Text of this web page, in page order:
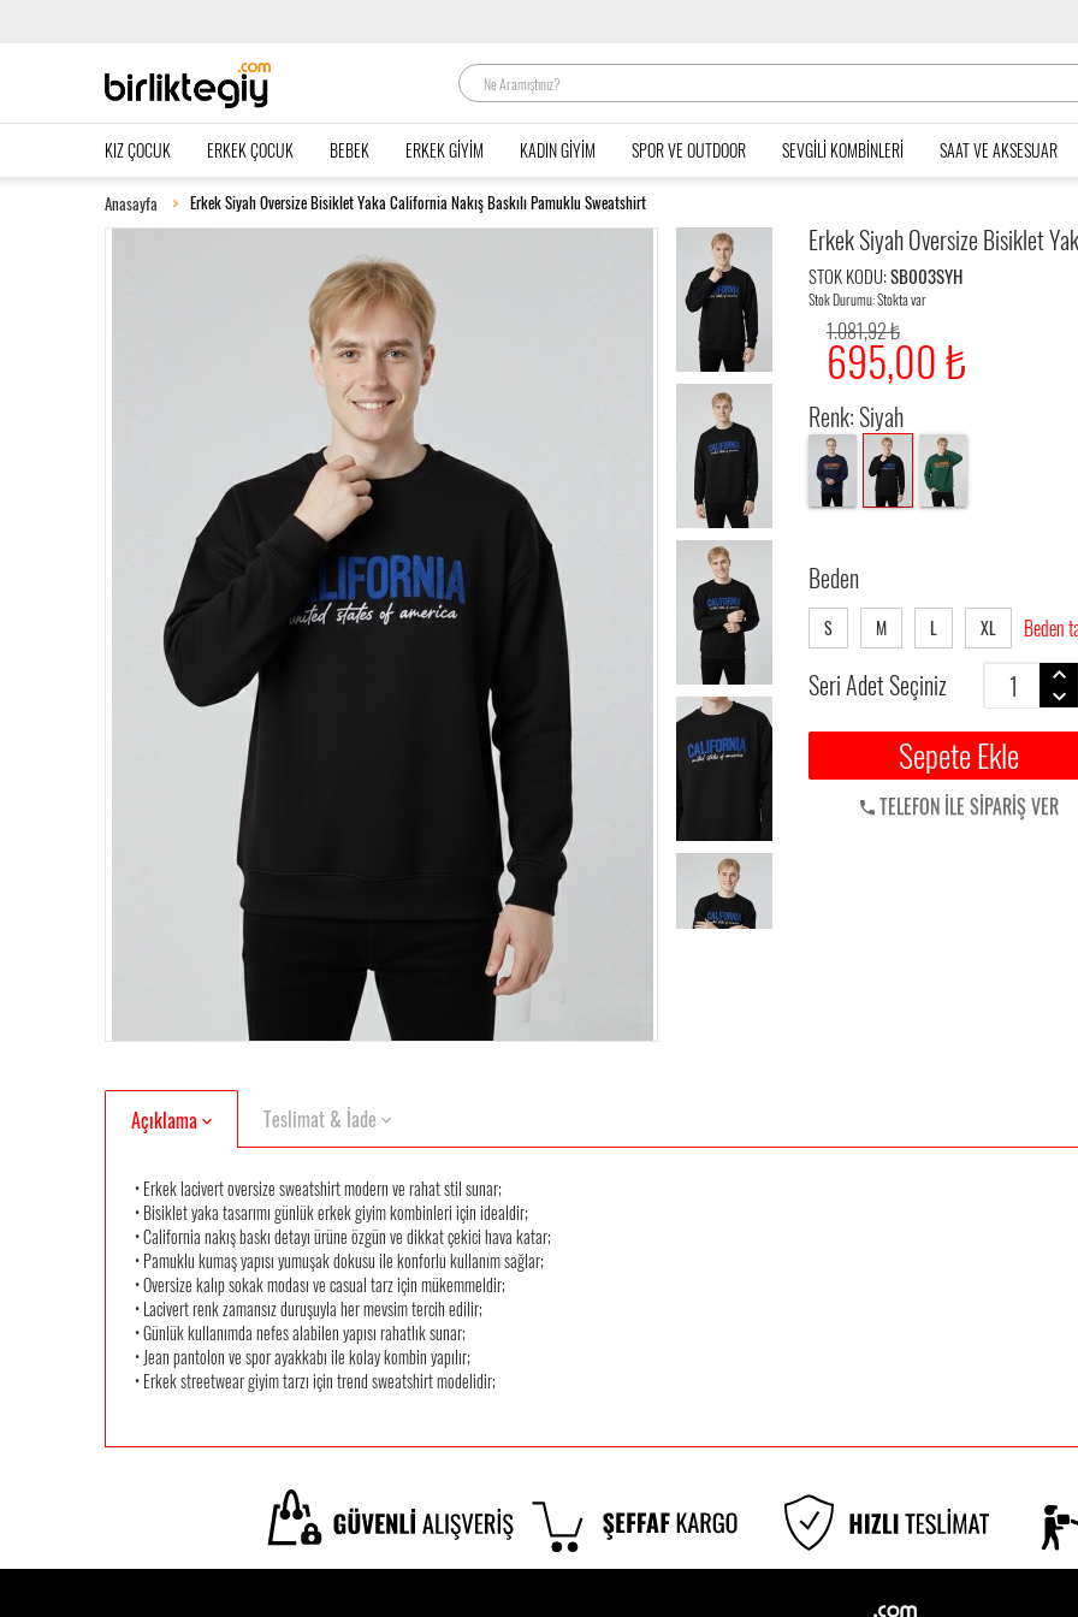
KIZ ÇOCUK ERKEK ÇOCUK BEBEK ERKEK GIYIM KADIN GIYIM SPOR VE OUTDOOR SEVGILI KOMBINLERI SAAT VE AKSESUAR
Anasayfa Erkek Siyah Oversize Bisiklet Yaka California Nakış Baskılı Pamuklu Sweatshirt
Erkek Siyah Oversize Bisiklet
STOK KODU:SB003SYH
Stok Durumu: Stokta var
1.081,92 ₺
695,00 ₺
Renk: Siyah
Beden
S M L XL Beden
Seri Adet Seçiniz
Sepete Ekle
TELEFON İLE SİPARİŞ VER
Açıklama Teslimat & İade
• Erkek lacivert oversize sweatshirt modern ve rahat stil sunar;
• Bisiklet yaka tasarımı günlük erkek giyim kombinleri için idealdir;
• California nakış baskı detayı ürüne özgün ve dikkat çekici hava katar;
• Pamuklu kumaş yapısı yumuşak dokusu ile konforlu kullanım sağlar;
• Oversize kalıp sokak modası ve casual tarz için mükemmeldir;
• Lacivert renk zamansız duruşuyla her mevsim tercih edilir;
• Günlük kullanımda nefes alabilen yapısı rahatlık sunar;
• Jean pantolon ve spor ayakkabı ile kolay kombin yapılır;
• Erkek streetwear giyim tarzı için trend sweatshirt modelidir;